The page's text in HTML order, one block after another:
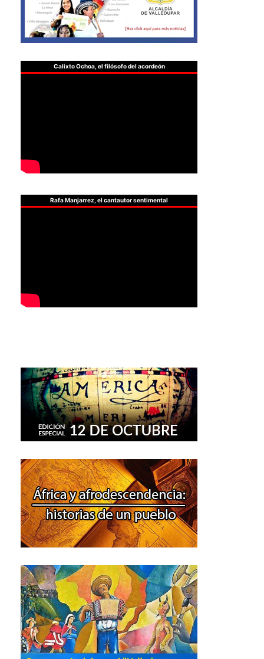
Calixto Ochoa, el filósofo del acordeón
Rafa Manjarrez, el cantautor sentimental